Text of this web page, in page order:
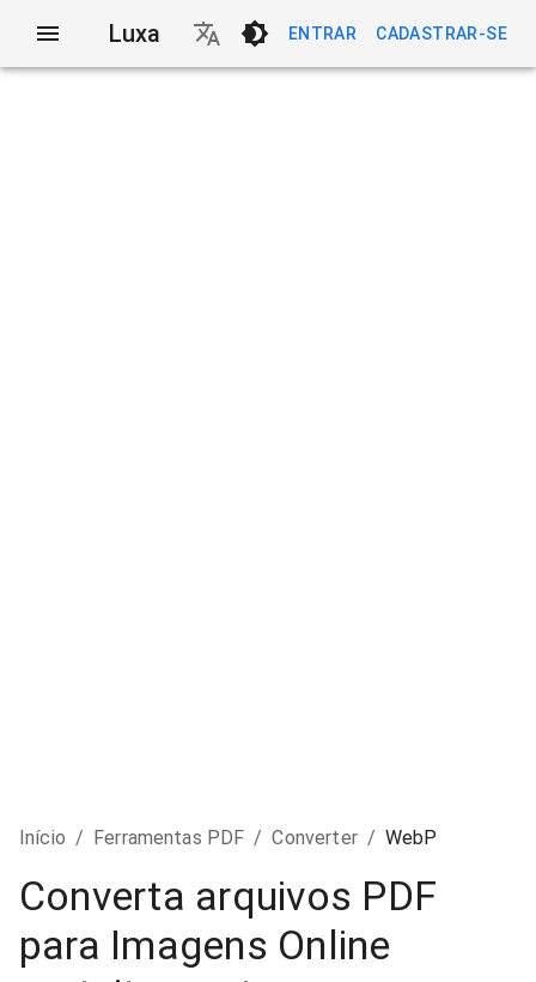
Luxa ENTRAR CADASTRAR-SE
Início / Ferramentas PDF / Converter / WebP
Converta arquivos PDF
para Imagens Online